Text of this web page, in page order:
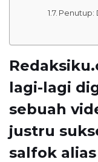
Penutup:
lagi-lagi
sebuah
justru
salfok